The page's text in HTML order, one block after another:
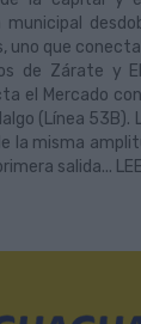
municipal
uno que conecta
de Zárate y
el Mercado
(Línea 53B).
la misma
salida...